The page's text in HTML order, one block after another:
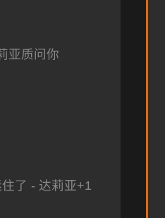
亚质问你
了 - 达莉亚+1